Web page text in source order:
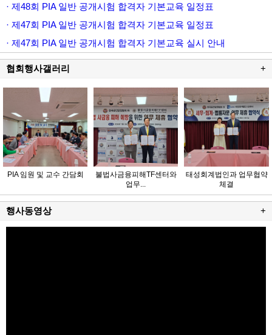
· 제48회 PIA 일반 공개시험 합격자 기본교육 일정표
· 제47회 PIA 일반 공개시험 합격자 기본교육 일정표
· 제47회 PIA 일반 공개시험 합격자 기본교육 실시 안내
협회행사갤러리 +
PIA 임원 및 교수 간담회
불법사금융피해TF센터와
업무...
태성회계법인과 업무협약
체결
행사동영상 +